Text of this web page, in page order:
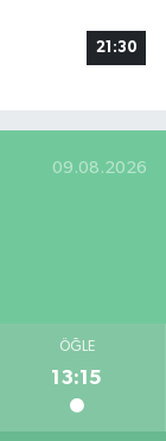
21:30
09.08.2026
ÖĞLE
13:15